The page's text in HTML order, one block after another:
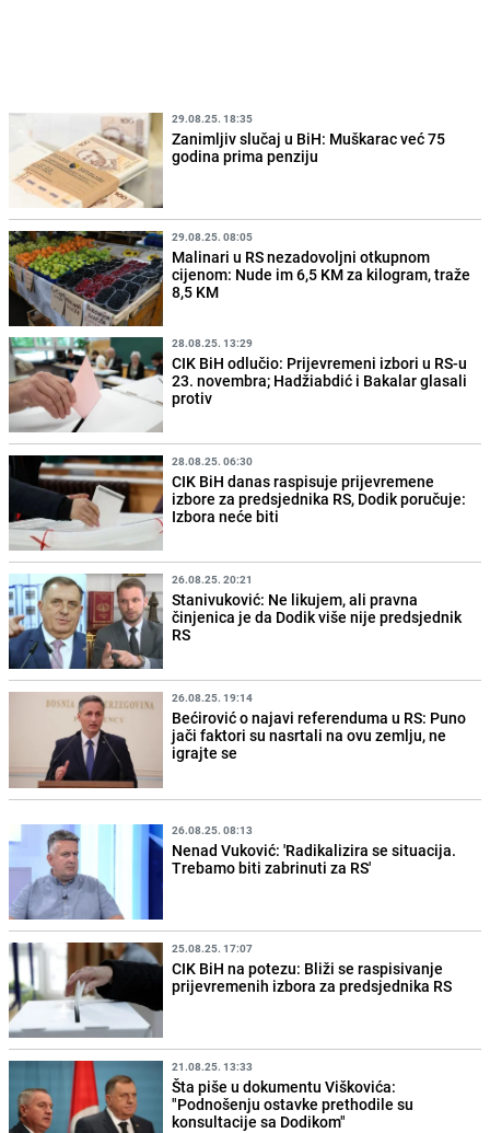
29.08.25. 18:35
Zanimljiv slučaj u BiH: Muškarac već 75
godina prima penziju
29.08.25. 08:05
Malinari u RS nezadovoljni otkupnom
cijenom: Nude im 6,5 KM za kilogram, traže
8,5 KM
28.08.25. 13:29
CIK BiH odlučio: Prijevremeni izbori u RS-u
23. novembra; Hadžiabdić i Bakalar glasali
protiv
28.08.25. 06:30
CIK BiH danas raspisuje prijevremene
izbore za predsjednika RS, Dodik poručuje:
Izbora neće biti
26.08.25. 20:21
Stanivuković: Ne likujem, ali pravna
činjenica je da Dodik više nije predsjednik
RS
26.08.25. 19:14
Bećirović o najavi referenduma u RS: Puno
jači faktori su nasrtali na ovu zemlju, ne
igrajte se
26.08.25. 08:13
Nenad Vuković: 'Radikalizira se situacija.
Trebamo biti zabrinuti za RS'
25.08.25. 17:07
CIK BiH na potezu: Bliži se raspisivanje
prijevremenih izbora za predsjednika RS
21.08.25. 13:33
Šta piše u dokumentu Viškovića:
"Podnošenju ostavke prethodile su
konsultacije sa Dodikom"